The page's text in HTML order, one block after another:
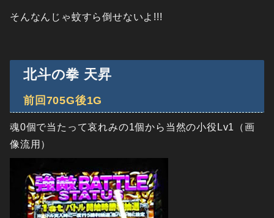
そんなんじゃ蚊すら倒せないよ!!!
北斗の拳 天昇
前回705G後1G
魂0個で当たって哀れみの1個から当然の小役Lv1（画
像流用）